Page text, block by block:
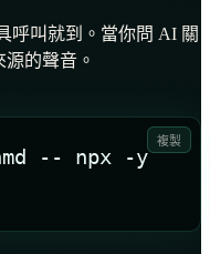
呼叫就到。當你問 AI 關
的聲音。
複製
-- npx -y